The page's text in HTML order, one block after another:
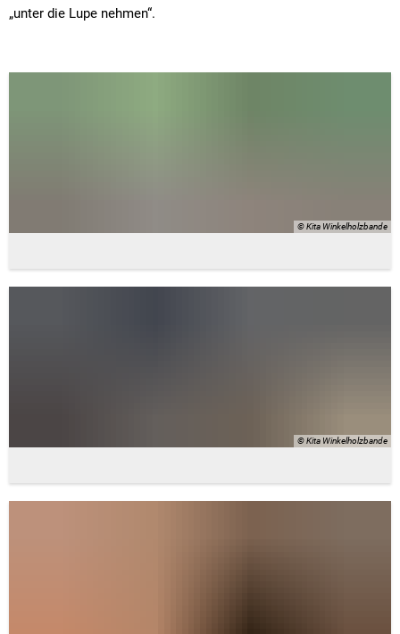
„unter die Lupe nehmen“.
© Kita Winkelholzbande
© Kita Winkelholzbande